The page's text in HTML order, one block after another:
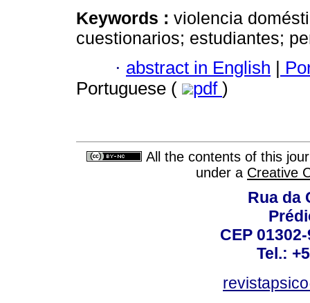
Keywords : violencia
cuestionarios; estudiantes;
· abstract in English |
Portuguese (
pdf )
All the contents of this
under a Creative
Rua da
CEP
Tel.: